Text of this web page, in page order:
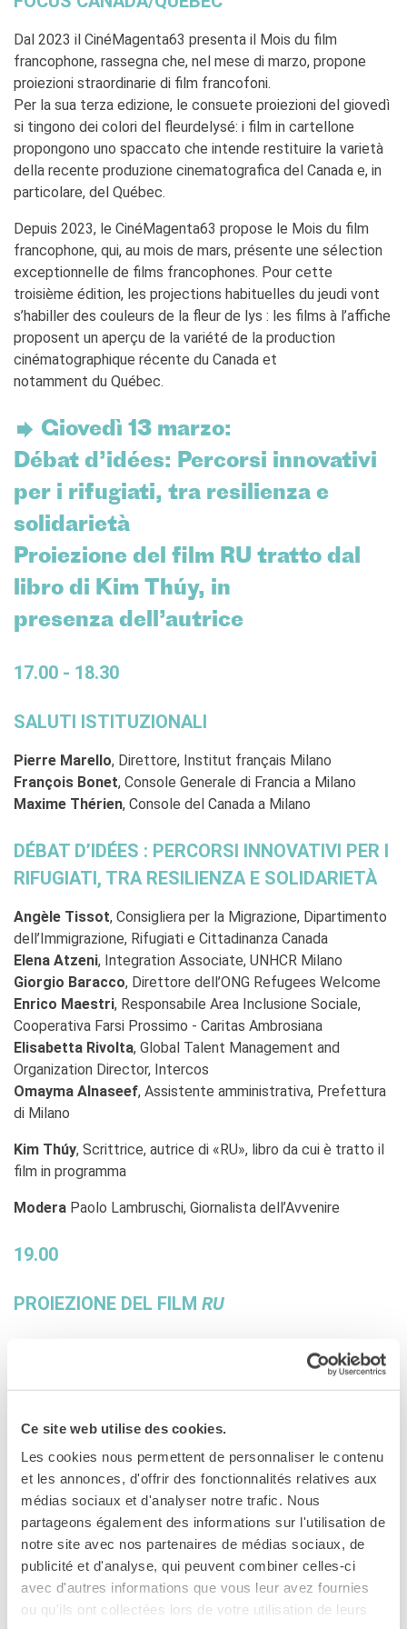
Ce site web utilise des cookies.
Les cookies nous permettent de personnaliser le contenu
et les annonces, d'offrir des fonctionnalités relatives aux
médias sociaux et d'analyser notre trafic. Nous
partageons également des informations sur l'utilisation de
notre site avec nos partenaires de médias sociaux, de
publicité et d'analyse, qui peuvent combiner celles-ci
avec d'autres informations que vous leur avez fournies
ou qu'ils ont collectées lors de votre utilisation de leurs
Coopération universitaire
Séjours linguistiques en
France
Étudier en France
PARTENARIATS
Louer nos espaces
Le cercle des amis
QUI SOMMES-NOUS ?
L'Institut français Italia
Où sommes nous ?
Notre équipe
Notre charte qualité
La Carte Institut français
Milano
Offres d'emplois/stages
Autres institutions
RECHERCHER
Dal 2023 il CinéMagenta63 presenta il Mois du film
francophone, rassegna che, nel mese di marzo, propone
proiezioni straordinarie di film francofoni.
Per la sua terza edizione, le consuete proiezioni del giovedì
si tingono dei colori del fleurdelysé: i film in cartellone
propongono uno spaccato che intende restituire la varietà
della recente produzione cinematografica del Canada e, in
particolare, del Québec.
Depuis 2023, le CinéMagenta63 propose le Mois du film
francophone, qui, au mois de mars, présente une sélection
exceptionnelle de films francophones. Pour cette
troisième édition, les projections habituelles du jeudi vont
s’habiller des couleurs de la fleur de lys : les films à l’affiche
proposent un aperçu de la variété de la production
cinématographique récente du Canada et
notamment du Québec.
Giovedì 13 marzo:
Débat d’idées: Percorsi innovativi
per i rifugiati, tra resilienza e
solidarietà
Proiezione del film RU tratto dal
libro di Kim Thúy, in
presenza dell’autrice
17.00 - 18.30
SALUTI ISTITUZIONALI
Pierre Marello, Direttore, Institut français Milano
François Bonet, Console Generale di Francia a Milano
Maxime Thérien, Console del Canada a Milano
DÉBAT D’IDÉES : PERCORSI INNOVATIVI PER I
RIFUGIATI, TRA RESILIENZA E SOLIDARIETÀ
Angèle Tissot, Consigliera per la Migrazione, Dipartimento
dell’Immigrazione, Rifugiati e Cittadinanza Canada
Elena Atzeni, Integration Associate, UNHCR Milano
Giorgio Baracco, Direttore dell’ONG Refugees Welcome
Enrico Maestri, Responsabile Area Inclusione Sociale,
Cooperativa Farsi Prossimo - Caritas Ambrosiana
Elisabetta Rivolta, Global Talent Management and
Organization Director, Intercos
Omayma Alnaseef, Assistente amministrativa, Prefettura
di Milano
Kim Thúy, Scrittrice, autrice di «RU», libro da cui è tratto il
film in programma
Modera Paolo Lambruschi, Giornalista dell’Avvenire
19.00
PROIEZIONE DEL FILM RU
A SUIVRE QUESTIONS/RÉPONSES / A
En collaboration avec l’Ambassade du
Canada et la Délégation du Québec
In collaborazione con l’Ambasciata del
Canada e la Delegazione del Québec